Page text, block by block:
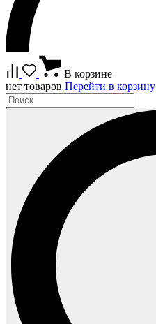
В корзине
нет товаров Перейти в корзину